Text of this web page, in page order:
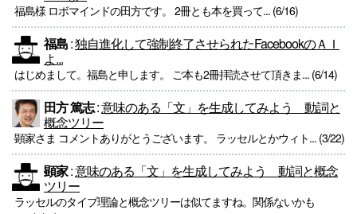
福島様 ロボマインドの田方です。 2冊とも本を買って... (6/16)
福島:独自進化して強制終了させられたFacebookのＡＩ
よ...
はじめまして。福島と申します。 ご本も2冊拝読させて頂きま... (6/14)
田方 篤志:意味のある「文」を生成してみよう 動詞と
概念ツリー
顕家さま コメントありがとうございます。 ラッセルとかウィト... (3/22)
顕家:意味のある「文」を生成してみよう 動詞と概念
ツリー
ラッセルのタイプ理論と概念ツリーは似てますね。関係ないかも